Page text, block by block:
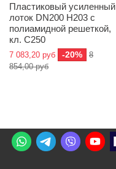
Пластиковый усиленный
лоток DN200 H203 с
полиамидной решеткой,
кл. C250
7 083,20 руб -20%
8
854,00 руб